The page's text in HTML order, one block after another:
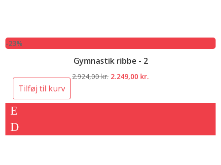
-23%
Gymnastik ribbe - 2
2.924,00kr. Den
2.249,00 kr.
Tilføj til kurv